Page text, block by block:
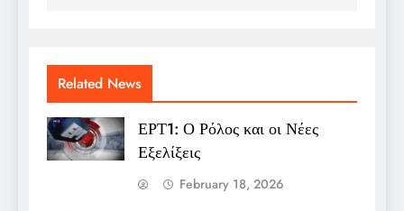
Related News
ΕΡΤ1: Ο Ρόλος και οι Νέες
Εξελίξεις
February 18, 2026